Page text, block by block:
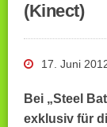
(Kinect)
17. Juni
Bei „Steel
exklusiv für